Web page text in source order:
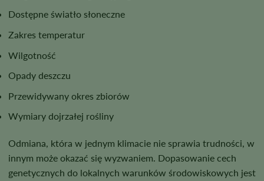
Dostępne światło słoneczne
Zakres temperatur
Wilgotność
Opady deszczu
Przewidywany okres zbiorów
Wymiary dojrzałej rośliny
Odmiana, która w jednym klimacie nie sprawia trudności, w
innym może okazać się wyzwaniem. Dopasowanie cech
genetycznych do lokalnych warunków środowiskowych jest